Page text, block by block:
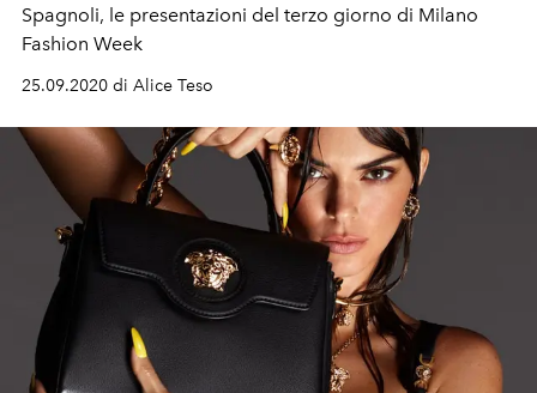
Spagnoli, le presentazioni del terzo giorno di Milano
Fashion Week
25.09.2020 di Alice Teso